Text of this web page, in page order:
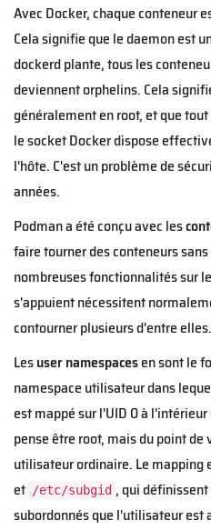
Avec Docker, chaque conteneur
Cela signifie que le daemon est
dockerd plante, tous les
deviennent orphelins. Cela
généralement en root, et que
le socket Docker dispose
l'hôte. C'est un problème de
années.
Podman a été conçu avec les
faire tourner des conteneurs
nombreuses fonctionnalités sur
s'appuient nécessitent
contourner plusieurs d'entre elles.
Lesuser namespacesen sont le
namespace utilisateur dans
est mappé sur l'UID 0 à
pense être root, mais du point
utilisateur ordinaire. Le mapping
et /etc/subgid , qui
subordonnés que l'utilisateur est